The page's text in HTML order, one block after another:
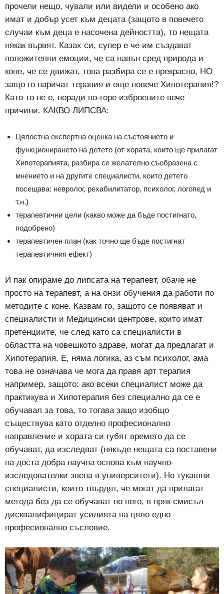
прочели нещо, чували или видели и особено ако
имат и добър усет към децата (защото в повечето
случаи към деца е насочена дейността), то нещата
някак вървят. Казах си, супер е че им създават
положителни емоции, че са навън сред природа и
коне, че се движат, това разбира се е прекрасно, НО
защо го наричат терапия и още повече Хипотерапия!?
Като то не е, поради по-горе изброените вече
причини. КАКВО ЛИПСВА:
Цялостна експертна оценка на състоянието и
функционирането на детето (от хората, които ще прилагат
Хипотерапията, разбира се желателно съобразена с
мнението и на другите специалисти, които детето
посещава: невролог, рехабилитатор, психолог, логопед и
т.н.)
терапевтични цели (какво може да бъде постигнато,
подобрено)
терапевтичен план (как точно ще бъде постигнат
терапевтичния ефект)
И пак опираме до липсата на терапевт, обаче не
просто на терапевт, а на онзи обучения да работи по
методите с коне. Казвам го, защото се появяват и
специалисти и Медицински центрове, които имат
претенциите, че след като са специалисти в
областта на човешкото здраве, могат да предлагат и
Хипотерапия. Е, няма логика, аз съм психолог, ама
това не означава че мога да правя арт терапия
например, защото: ако всеки специалист може да
практикува и Хипотерапия без специално да се е
обучавал за това, то тогава защо изобщо
съществува като отделно професионално
направление и хората си губят времето да се
обучават, да изследват (някъде нещата са поставени
на доста добра научна основа към научно-
изследователки звена в университети). Но тукашни
специалисти, които твърдят, че могат да прилагат
метода без да се обучават по него, в пряк смисъл
дисквалифицират усилията на цяло едно
професионално съсловие.